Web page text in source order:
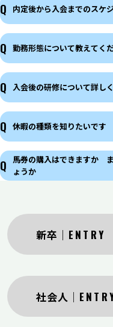
Q 内定後から入会までのスケ
Q 勤務形態について教えてく
Q 入会後の研修について詳し
Q 休暇の種類を知りたいです
Q
馬券の購入はできますか
ょうか
新卒 ENTRY
社会人